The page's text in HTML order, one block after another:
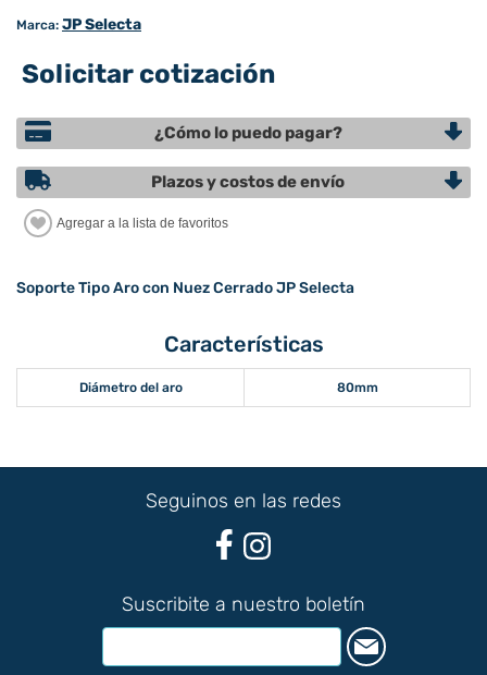
Marca: JP Selecta
Solicitar cotización
¿Cómo lo puedo pagar?
Plazos y costos de envío
Soporte Tipo Aro con Nuez Cerrado JP Selecta
Características
Diámetro del aro 80mm
Seguinos en las redes
Suscribite a nuestro boletín